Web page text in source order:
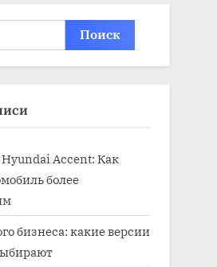
Accent: Как
более
бизнеса: какие версии